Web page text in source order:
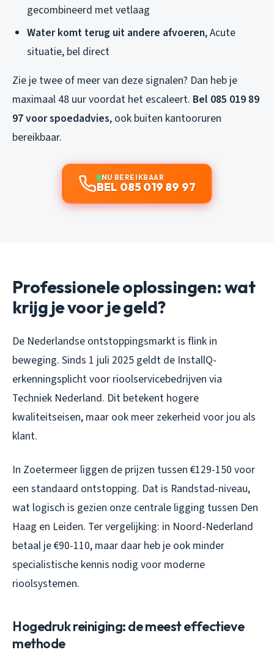
gecombineerd met vetlaag
Water komt terug uit andere afvoeren, Acute
situatie, bel direct
Zie je twee of meer van deze signalen? Dan heb je
maximaal 48 uur voordat het escaleert. Bel 085 019 89
97 voor spoedadvies, ook buiten kantooruren
bereikbaar.
NU BEREIKBAAR
BEL 085 019 89 97
Professionele oplossingen: wat
krijg je voor je geld?
De Nederlandse ontstoppingsmarkt is flink in
beweging. Sinds 1 juli 2025 geldt de InstallQ-
erkenningsplicht voor rioolservicebedrijven via
Techniek Nederland. Dit betekent hogere
kwaliteitseisen, maar ook meer zekerheid voor jou als
klant.
In Zoetermeer liggen de prijzen tussen €129-150 voor
een standaard ontstopping. Dat is Randstad-niveau,
wat logisch is gezien onze centrale ligging tussen Den
Haag en Leiden. Ter vergelijking: in Noord-Nederland
betaal je €90-110, maar daar heb je ook minder
specialistische kennis nodig voor moderne
rioolsystemen.
Hogedruk reiniging: de meest effectieve
methode